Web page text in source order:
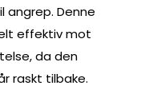
Denne
effektiv mot
da den
raskt tilbake.